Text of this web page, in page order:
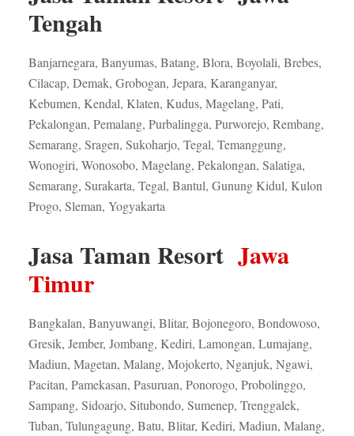
Tengah
Banjarnegara, Banyumas, Batang, Blora, Boyolali, Brebes,
Cilacap, Demak, Grobogan, Jepara, Karanganyar,
Kebumen, Kendal, Klaten, Kudus, Magelang, Pati,
Pekalongan, Pemalang, Purbalingga, Purworejo, Rembang,
Semarang, Sragen, Sukoharjo, Tegal, Temanggung,
Wonogiri, Wonosobo, Magelang, Pekalongan, Salatiga,
Semarang, Surakarta, Tegal, Bantul, Gunung Kidul, Kulon
Progo, Sleman, Yogyakarta
Jasa Taman Resort Jawa
Timur
Bangkalan, Banyuwangi, Blitar, Bojonegoro, Bondowoso,
Gresik, Jember, Jombang, Kediri, Lamongan, Lumajang,
Madiun, Magetan, Malang, Mojokerto, Nganjuk, Ngawi,
Pacitan, Pamekasan, Pasuruan, Ponorogo, Probolinggo,
Sampang, Sidoarjo, Situbondo, Sumenep, Trenggalek,
Tuban, Tulungagung, Batu, Blitar, Kediri, Madiun, Malang,